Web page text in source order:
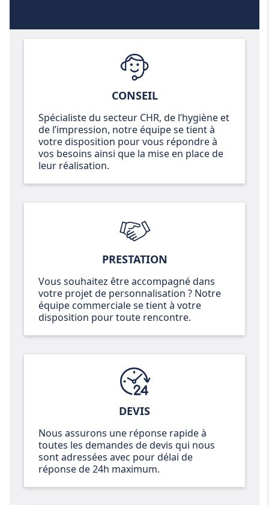
CONSEIL
Spécialiste du secteur CHR, de l’hygiène et
de l’impression, notre équipe se tient à
votre disposition pour vous répondre à
vos besoins ainsi que la mise en place de
leur réalisation.
PRESTATION
Vous souhaitez être accompagné dans
votre projet de personnalisation ? Notre
équipe commerciale se tient à votre
disposition pour toute rencontre.
DEVIS
Nous assurons une réponse rapide à
toutes les demandes de devis qui nous
sont adressées avec pour délai de
réponse de 24h maximum.